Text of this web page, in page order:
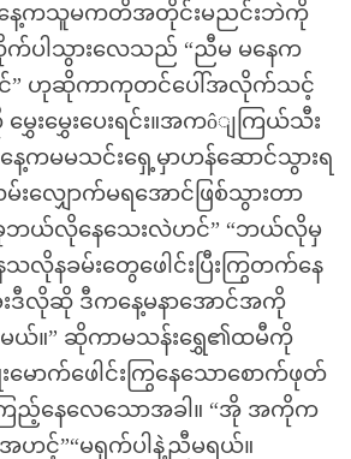
မနေ့ကသူမကတိအတိုင်းမညင်းဘဲကို
လိုက်ပါသွားလေသည် “ညီမ မနေက
ဟုဆိုကာကုတင်ပေါ်အလိုက်သင့်
ေးမွှေးပေးရင်း။အကôျကြယ်သီး
နေ့ကမမသင်းရှေ့မှာဟန်ဆောင်သွားရ
လျှောက်မရအောင်ဖြစ်သွားတာ
ဘယ်လိုနေသေးလဲဟင်” “ဘယ်လိုမှ
သလိုနခမ်းတွေဖေါင်းပြီးကြွတက်နေ
လိုဆို ဒီကနေ့မနာအောင်အကို
ပါမယ်။” ဆိုကာမသန်းရွှေ၏ထမီကို
ောက်ဖေါင်းကြွနေသောစောက်ဖုတ်
ြည့်နေလေသောအခါ။ “အို အကိုက
င့်”“မရှက်ပါနဲ့ညီမရယ်။